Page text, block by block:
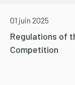
Regulations of
Competition
01 juin 2025